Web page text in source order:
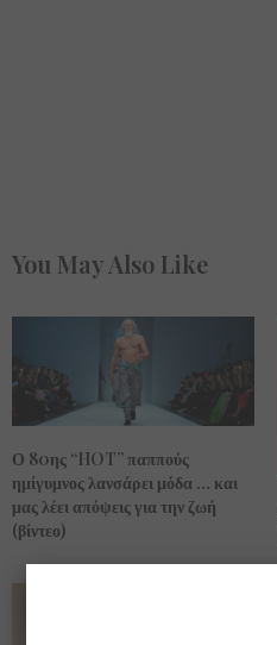
You May Also Like
Ο 80ης “HOT” παππούς
ημίγυμνος λανσάρει μόδα … και
μας λέει απόψεις για την ζωή
(βίντεο)